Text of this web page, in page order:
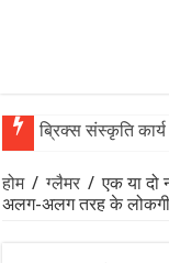
ब्रिक्स संस्कृति
होम / ग्लैमर / एक या दो
अलग-अलग तरह के